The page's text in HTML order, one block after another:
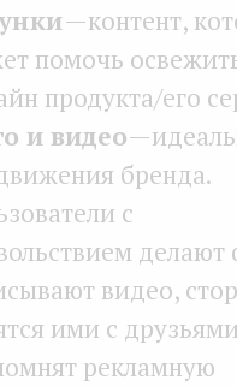
— контент,
помочь
продукта/его
и видео—
бренда.
с
делают
видео,
ими с
рекламную